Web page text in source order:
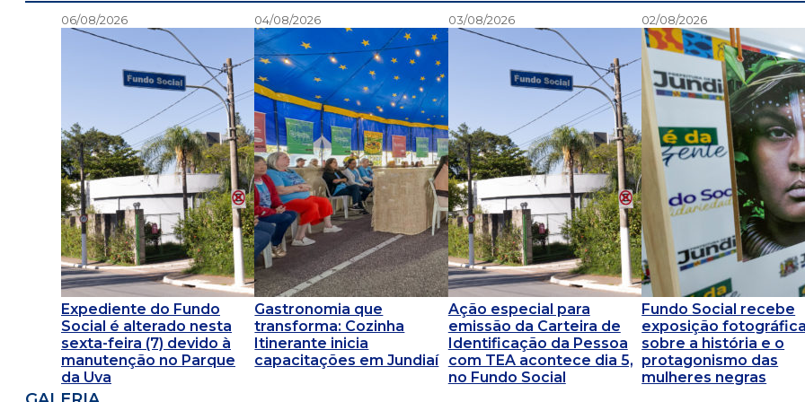
06/08/2026
Expediente do Fundo
Social é alterado nesta
sexta-feira (7) devido à
manutenção no Parque
da Uva
04/08/2026
Gastronomia que
transforma: Cozinha
Itinerante inicia
capacitações em Jundiaí
03/08/2026
Ação especial para
emissão da Carteira de
Identificação da Pessoa
com TEA acontece dia 5,
no Fundo Social
02/08/2026
Fundo Social recebe
exposição
sobre a história e o
protagonismo das
mulheres negras